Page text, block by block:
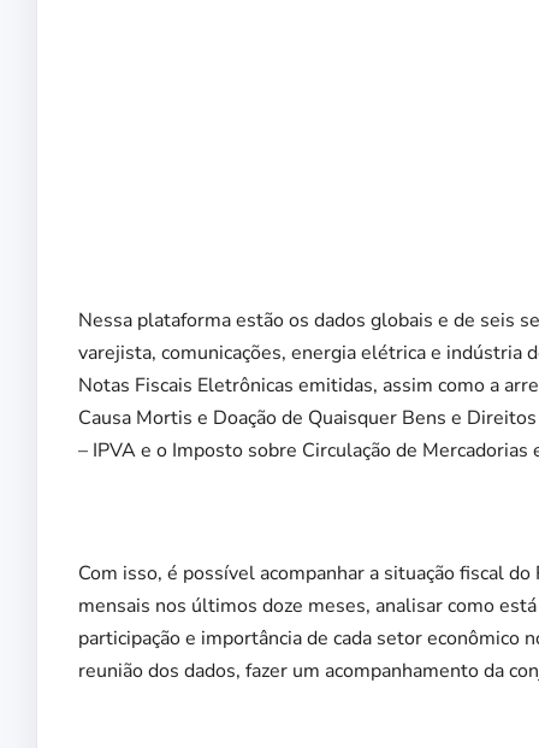
Nessa plataforma estão os dados globais e de seis
varejista, comunicações, energia elétrica e indústria
Notas Fiscais Eletrônicas emitidas, assim como a
Causa Mortis e Doação de Quaisquer Bens e
– IPVA e o Imposto sobre Circulação de Mercadorias
Com isso, é possível acompanhar a situação fiscal
mensais nos últimos doze meses, analisar como
participação e importância de cada setor econômico
reunião dos dados, fazer um acompanhamento da